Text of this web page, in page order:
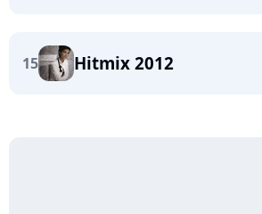
15 Hitmix 2012